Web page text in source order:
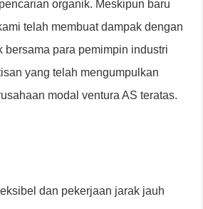
organik. Meskipun baru
telah membuat dampak dengan
bersama para pemimpin industri
yang telah mengumpulkan
modal ventura AS teratas.
dan pekerjaan jarak jauh